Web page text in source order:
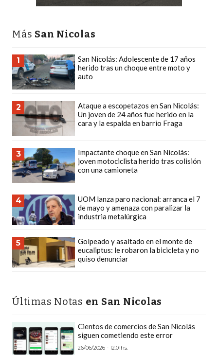
PERGAMINO:
COMPRAR
MEJOR
GIMNASIO
DE
CREAR
TIENDA
ONLINE
SUPLEMENTOS
DEPORTIVOS
EN
PERGAMINO:
DÓNDE
COMPRAR
PROTEÍNA,
CREATINA
Y
CON
QUÉ
ES
Más San Nicolas
1
San Nicolás: Adolescente de 17 años
herido tras un choque entre moto y
auto
2
Ataque a escopetazos en San Nicolás:
Un joven de 24 años fue herido en la
cara y la espalda en barrio Fraga
3
Impactante choque en San Nicolás:
joven motociclista herido tras colisión
con una camioneta
4
UOM lanza paro nacional: arranca el 7
de mayo y amenaza con paralizar la
industria metalúrgica
5
Golpeado y asaltado en el monte de
eucaliptus: le robaron la bicicleta y no
quiso denunciar
Últimas Notas en San Nicolas
Cientos de comercios de San Nicolás
siguen cometiendo este error
26/06/2026 - 12:01hs.